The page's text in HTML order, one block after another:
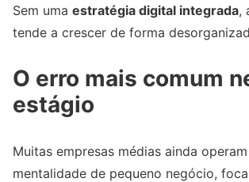
Sem uma estratégia digital integrada,
tende a crescer de forma
O erro mais comum
estágio
Muitas empresas médias ainda
mentalidade de pequeno negócio,